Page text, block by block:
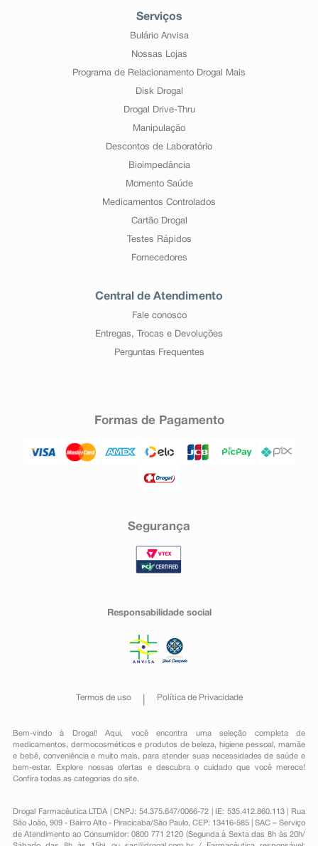
Serviços
Bulário Anvisa
Nossas Lojas
Programa de Relacionamento Drogal Mais
Disk Drogal
Drogal Drive-Thru
Manipulação
Descontos de Laboratório
Bioimpedância
Momento Saúde
Medicamentos Controlados
Cartão Drogal
Testes Rápidos
Fornecedores
Central de Atendimento
Fale conosco
Entregas, Trocas e Devoluções
Perguntas Frequentes
Formas de Pagamento
Segurança
Responsabilidade social
Termos de uso Política de Privacidade
Bem-vindo à Drogal! Aqui, você encontra uma seleção completa de
medicamentos , dermocosméticos e produtos de beleza, higiene pessoal ,mamãe
e bebê, conveniênciae muito mais, para atender suas necessidades de saúde e
bem-estar. Explore nossas ofertas e descubra o cuidado que você merece!
Confira todas as categorias do site.
Drogal Farmacêutica LTDA | CNPJ: 54.375.647/0066-72 | IE: 535.412.860.113 | Rua
São João, 909 - Bairro Alto - Piracicaba/São Paulo, CEP: 13416-585 | SAC – Serviço
de Atendimento ao Consumidor: 0800 771 2120 (Segunda à Sexta das 8h às 20h/